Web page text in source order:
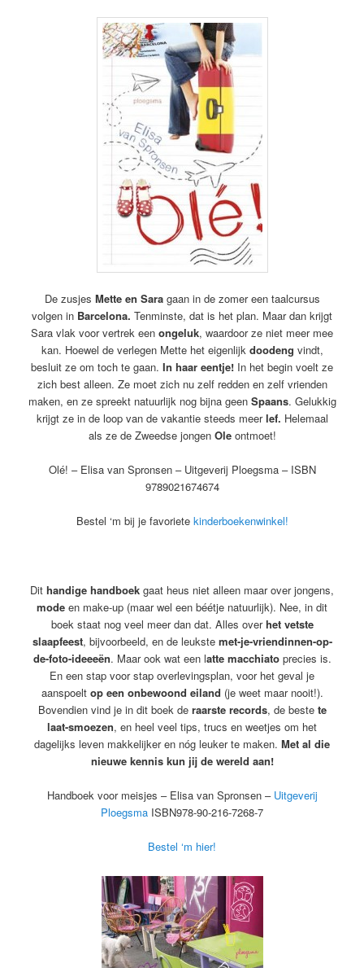
De zusjes Mette en Saragaan in de zomer een taalcursus
volgen in Barcelona. Tenminste, dat is het plan. Maar dan krijgt
Sara vlak voor vertrek een ongeluk, waardoor ze niet meer mee
kan. Hoewel de verlegen Mette het eigenlijk doodeng vindt,
besluit ze om toch te gaan. In haar eentje! In het begin voelt ze
zich best alleen. Ze moet zich nu zelf redden en zelf vrienden
maken, en ze spreekt natuurlijk nog bijna geenSpaans. Gelukkig
krijgt ze in de loop van de vakantie steeds meerlef. Helemaal
als ze de Zweedse jongen Oleontmoet!
Olé! – Elisa van Spronsen – Uitgeverij Ploegsma – ISBN
9789021674674
Bestel ‘m bij je favoriete kinderboekenwinkel!
Dit handige handboek gaat heus niet alleen maar over jongens,
mode en make-up (maar wel een béétje natuurlijk). Nee, in dit
boek staat nog veel meer dan dat. Alles overhet vetste
slaapfeest, bijvoorbeeld, en de leukste met-je-vriendinnen-op-
de-foto-ideeeën. Maar ook wat een latte macchiatoprecies is.
En een stap voor stap overlevingsplan, voor het geval je
aanspoelt op een onbewoond eiland (je weet maar nooit!).
Bovendien vind je in dit boek deraarste records, de beste te
laat-smoezen, en heel veel tips, trucs en weetjes om het
dagelijks leven makkelijker en nóg leuker te maken. Met al die
nieuwe kennis kun jij de wereld aan!
Handboek voor meisjes – Elisa van Spronsen – Uitgeverij
Ploegsma ISBN978-90-216-7268-7
Bestel ‘m hier!